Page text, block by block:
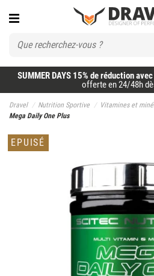
SUMMER DAYS 15% de réduction
offerte en 24/48h
Dravel Nutrition Sportive Vitamines et
Mega Daily One Plus
EPUISÉ